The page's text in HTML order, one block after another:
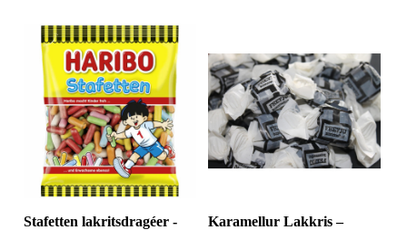
Stafetten lakritsdragéer -
Karamellur Lakkris –